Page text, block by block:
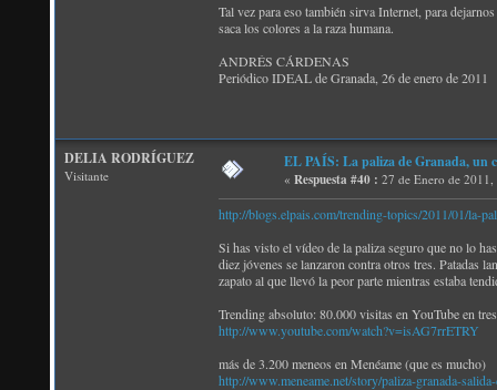
Tal vez para eso también sirva Internet, para
saca los colores a la raza humana.
ANDRÉS CÁRDENAS
Periódico IDEAL de Granada, 26 de enero de 2011
DELIA RODRÍGUEZ
Visitante
EL PAÍS: La paliza de Granada, un
« Respuesta #40 : 27 de Enero de
http://blogs.elpais.com/trending-topics/2011/01/la-
Si has visto el vídeo de la paliza seguro que no lo
diez jóvenes se lanzaron contra otros tres. Patadas
zapato al que llevó la peor parte mientras estaba
Trending absoluto: 80.000 visitas en YouTube en
http://www.youtube.com/watch?v=isAG7rrETRY
más de 3.200 meneos en Menéame (que es mucho)
http://www.meneame.net/story/paliza-granada-